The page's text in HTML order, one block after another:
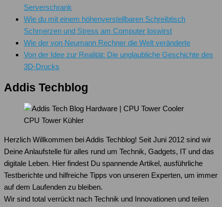
Serverschrank
Wie du mit einem höhenverstellbaren Schreibtisch
Schmerzen und Stress am Computer loswirst
Wie der von Neumann Rechner die Welt veränderte
Von der Idee zur Realität: Die unglaubliche Geschichte des
3D-Drucks
Addis Techblog
CPU Tower Kühler
Herzlich Willkommen bei Addis Techblog! Seit Juni 2012 sind wir
Deine Anlaufstelle für alles rund um Technik, Gadgets, IT und das
digitale Leben. Hier findest Du spannende Artikel, ausführliche
Testberichte und hilfreiche Tipps von unseren Experten, um immer
auf dem Laufenden zu bleiben.
Wir sind total verrückt nach Technik und Innovationen und teilen